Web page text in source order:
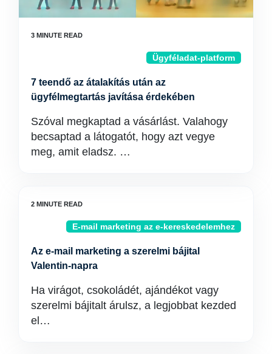
Ügyféladat-platform
7 teendő az átalakítás után az
ügyfélmegtartás javítása érdekében
Szóval megkaptad a vásárlást. Valahogy
becsaptad a látogatót, hogy azt vegye
meg, amit eladsz. …
E-mail marketing az e-kereskedelemhez
Az e-mail marketing a szerelmi bájital
Valentin-napra
Ha virágot, csokoládét, ajándékot vagy
szerelmi bájitalt árulsz, a legjobbat kezded
el…